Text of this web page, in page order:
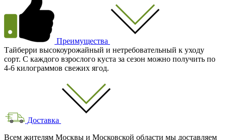
Преимущества
Тайберри высокоурожайный и нетребовательный к уходу
сорт. С каждого взрослого куста за сезон можно получить по
4-6 килограммов свежих ягод.
Доставка
Всем жителям Москвы и Московской области мы доставляем